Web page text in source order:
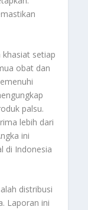
setiap
obat dan
palsu.
lebih dari
ini
di Indonesia
distribusi
Laporan ini